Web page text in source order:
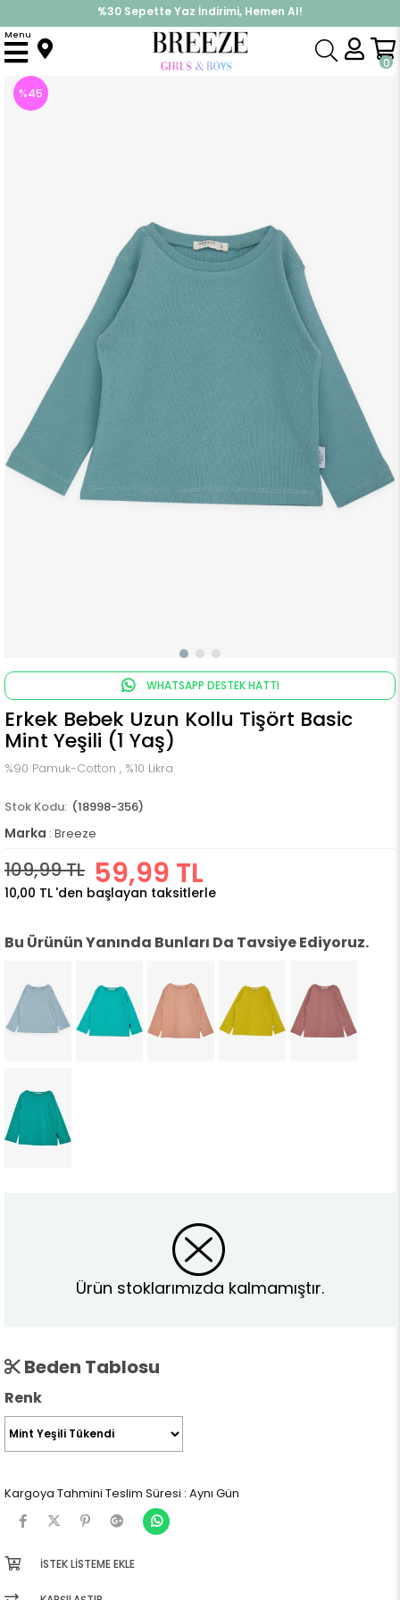
%30 Sepette Yaz İndirimi, Hemen Al!
İndirimlere ek %10 İndirimi Kap, Hemen Üye Ol!
0
Menu
Anasayfa Üst Giyim Uzun Kollu Tişört Erkek Bebek Uzun Kollu Tişört Basic Mint Yeşili (1 Yaş)
%45
WHATSAPP DESTEK HATTI
Erkek Bebek Uzun Kollu Tişört Basic
Mint Yeşili (1 Yaş)
%90 Pamuk-Cotton , %10 Likra
(18998-356)
Marka : Breeze
109,99 TL 59,99 TL
10,00 TL 'den başlayan taksitlerle
Bu Ürünün Yanında Bunları Da Tavsiye Ediyoruz.
Ürün stoklarımızda kalmamıştır.
Beden Tablosu
Renk
Kargoya Tahmini Teslim Süresi : Aynı Gün
İSTEK LISTEME EKLE